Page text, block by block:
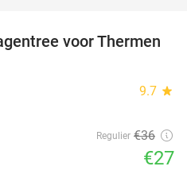
25%
voor Thermen
9.7 star
Regulier €36
€27